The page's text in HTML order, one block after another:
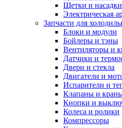
Щетки и насадки
Электрическая
Запчасти для
Блоки и модули
Бойлеры и тэны
Вентиляторы и
Датчики и
Двери и стекла
Двигатели и
Испарители и
Клапаны и
Кнопки и
Колеса и ролики
Компрессоры